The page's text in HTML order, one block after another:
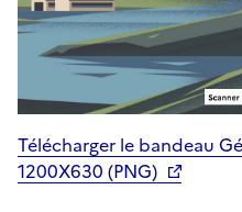
Télécharger le bandeau
1200X630 (PNG)